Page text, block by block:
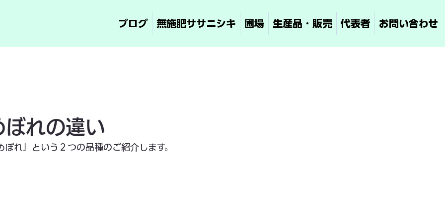
ブログ 無施肥ササニシキ 圃場 生産品・販売 代表者 お問い合わせ
れの違い
れ」という２つの品種のご紹介します。